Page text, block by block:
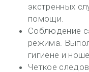
экстренных
помощи.
Соблюдение
режима.
гигиене и
Четкое